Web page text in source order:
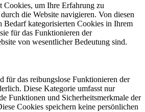
Cookies, um Ihre Erfahrung zu
die Website navigieren. Von diesen
Bedarf kategorisierten Cookies in Ihrem
für das Funktionieren der
von wesentlicher Bedeutung sind.
für das reibungslose Funktionieren der
Diese Kategorie umfasst nur
Funktionen und Sicherheitsmerkmale der
Cookies speichern keine persönlichen